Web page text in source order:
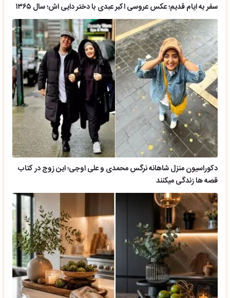
سفر به ایام قدیم؛ عکس عروسی اکبر عبدی با دختر دایی اش؛ سال ۱۳۶۵
دکوراسیون منزل شاهانه نرگس محمدی و علی اوجی؛ این زوج در کتاب
قصه ها زندگی میکنند